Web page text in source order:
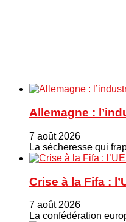
Allemagne :
7 août 2026
La sécheresse qui
Crise à la Fifa :
7 août 2026
La confédération